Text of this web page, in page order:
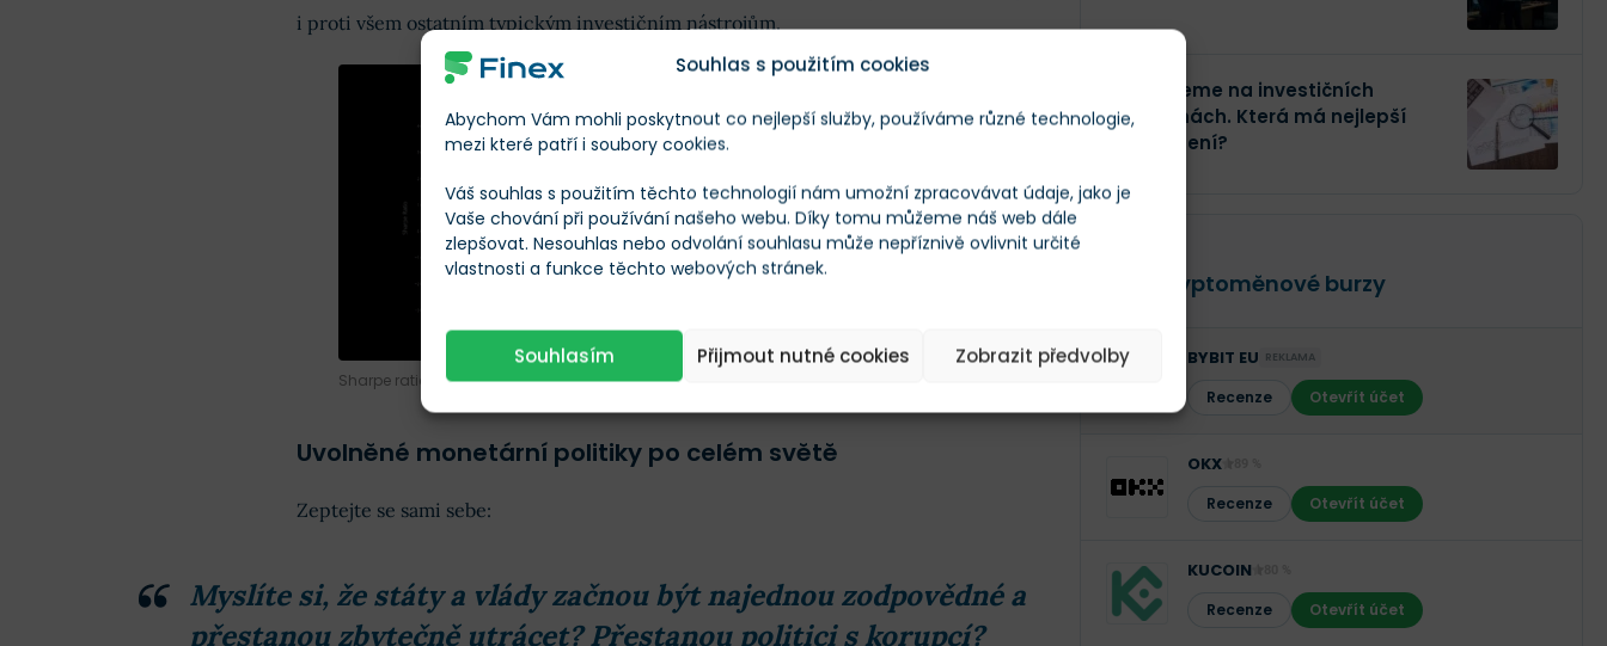
Souhlas s použitím cookies
Abychom Vám mohli poskytnout co nejlepší služby, používáme různé technologie,
mezi které patří i soubory cookies.
Váš souhlas s použitím těchto technologií nám umožní zpracovávat údaje, jako je
Vaše chování při používání našeho webu. Díky tomu můžeme náš web dále
zlepšovat. Nesouhlas nebo odvolání souhlasu může nepříznivě ovlivnit určité
vlastnosti a funkce těchto webových stránek.
Souhlasím Přijmout nutné cookies Zobrazit předvolby
i proti všem ostatním typickým investičním nástrojům.
Sharpe ratio – Bitcoin proti ostatním druhům aktiv (čím vyšší, tím lepší -ukazatel porovnává
Uvolněné monetární politiky po celém světě
Zeptejte se sami sebe:
Myslíte si, že státy a vlády začnou být najednou zodpovědné a
přestanou zbytečně utrácet? Přestanou politici s korupcí?
Investujeme na investičních
platformách. Která má nejlepší
zhodnocení?
TOP Kryptoměnové burzy
BYBIT EU REKLAMA
Recenze Otevřít účet
OKX
Recenze Otevřít účet
KUCOIN
Recenze Otevřít účet